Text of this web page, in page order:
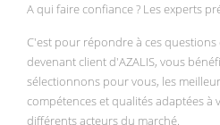
A qui faire confiance ? Les experts
C'est pour répondre à ces questions
devenant client d'AZALIS, vous
sélectionnons pour vous, les
compétences et qualités adaptées à
différents acteurs du marché.